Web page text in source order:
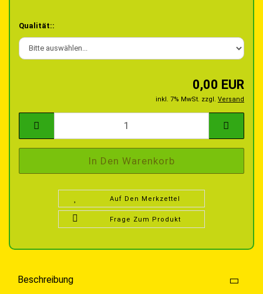
Qualität::
0,00 EUR
inkl. 7% MwSt. zzgl. Versand
Auf Den Merkzettel
Frage Zum Produkt
Beschreibung